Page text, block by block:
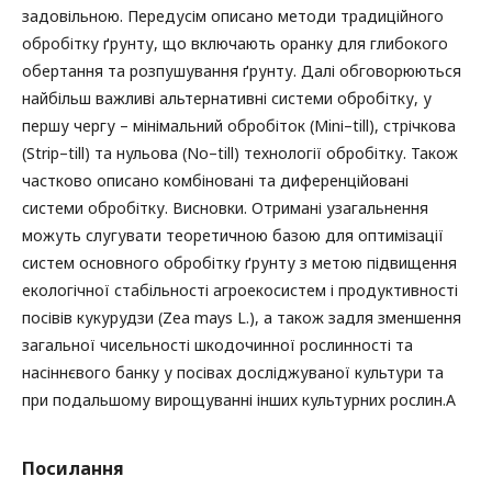
задовільною. Передусім описано методи традиційного
обробітку ґрунту, що включають оранку для глибокого
обертання та розпушування ґрунту. Далі обговорюються
найбільш важливі альтернативні системи обробітку, у
першу чергу – мінімальний обробіток (Мinі–till), стрічкова
(Strip–till) та нульова (No–till) технології обробітку. Також
частково описано комбіновані та диференційовані
системи обробітку. Висновки. Отримані узагальнення
можуть слугувати теоретичною базою для оптимізації
систем основного обробітку ґрунту з метою підвищення
екологічної стабільності агроекосистем і продуктивності
посівів кукурудзи (Zea mays L.), а також задля зменшення
загальної чисельності шкодочинної рослинності та
насіннєвого банку у посівах досліджуваної культури та
при подальшому вирощуванні інших культурних рослин.A
Посилання